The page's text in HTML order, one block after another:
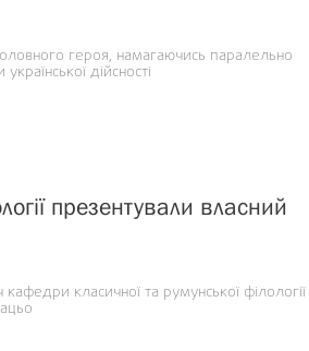
героя, намагаючись паралельно
дійсності
презентували власний
класичної та румунської філології